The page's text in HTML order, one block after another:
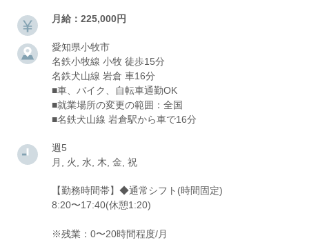
月給：225,000円
愛知県小牧市
名鉄小牧線 小牧 徒歩15分
名鉄犬山線 岩倉 車16分
■車、バイク、自転車通勤OK
■就業場所の変更の範囲：全国
■名鉄犬山線 岩倉駅から車で16分
週5
月, 火, 水, 木, 金, 祝
【勤務時間帯】◆通常シフト(時間固定)
8:20〜17:40(休憩1:20)
※残業：0〜20時間程度/月